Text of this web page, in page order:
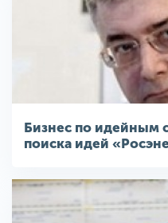
Бизнес по идейным
поиска идей